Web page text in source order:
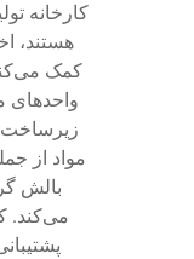
کارخانه
هستند،
کمک
واحدهای
زیرساخت
مواد از
بالش
می‌کند.